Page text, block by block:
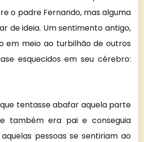
o padre Fernando, mas alguma
de ideia. Um sentimento antigo,
em meio ao turbilhão de outros
esquecidos em seu cérebro:
tentasse abafar aquela parte
também era pai e conseguia
pessoas se sentiriam ao